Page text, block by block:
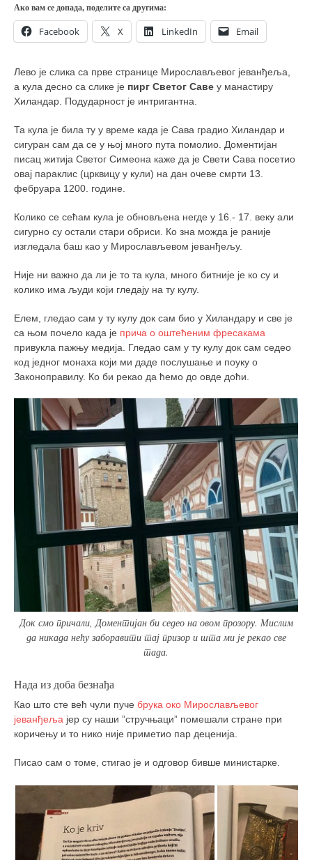
православље
забрањена историја
породичне приче
прота Воја
календар српски
азбуки и књиге
Окинава карате
најновије на блогу
моје белешке
бубиши
кихон
наиханчи
кушанку
пасаи
темашивари
кобудо
нунчаку
бо
тонфа
саи
тимбеи рочин
тсунами дојо
програм
снимци наступа
бесплатна е-књига
термини тренинга
моја прича
моја прича
фотке
контакт
Ако вам се допада, поделите са другима:
Facebook X LinkedIn Email
Лево је слика са прве странице Мирослављевог јеванђеља,
а кула десно са слике је пирг Светог Саве у манастиру
Хиландар. Подударност је интригантна.
Та кула је била ту у време када је Сава градио Хиландар и
сигуран сам да се у њој много пута помолио. Доментијан
писац житија Светог Симеона каже да је Свети Сава посетио
овај параклис (црквицу у кули) на дан очеве смрти 13.
фебруара 1200. године.
Колико се сећам кула је обновљена негде у 16.- 17. веку али
сигурно су остали стари обриси. Ко зна можда је раније
изгледала баш као у Мирослављевом јеванђељу.
Није ни важно да ли је то та кула, много битније је ко су и
колико има људи који гледају на ту кулу.
Елем, гледао сам у ту кулу док сам био у Хиландару и све је
са њом почело када је прича о оштећеним фресакама
привукла пажњу медија. Гледао сам у ту кулу док сам седео
код једног монаха који ми даде послушање и поуку о
Законоправилу. Ко би рекао да ћемо до овде доћи.
Док смо причали, Доментијан би седео на овом прозору. Мислим
да никада нећу заборавити тај призор и шта ми је рекао све
тада.
Нада из доба безнађа
Као што сте већ чули пуче брука око Мирослављевог
јеванђеља јер су наши ”стручњаци” помешали стране при
коричењу и то нико није приметио пар деценија.
Писао сам о томе, стигао је и одговор бивше министарке.